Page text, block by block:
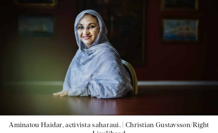
Aminatou Haidar, activista saharaui. | Christian Gustavsson/Right